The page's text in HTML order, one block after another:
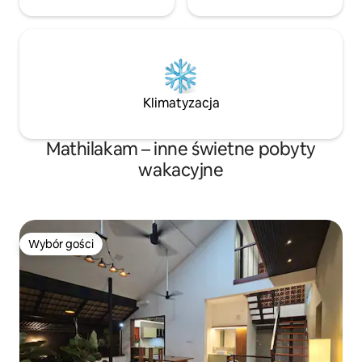
Klimatyzacja
Mathilakam – inne świetne pobyty
wakacyjne
Wybór gości
Wybór gości